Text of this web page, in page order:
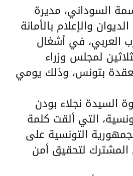
السوداني، مديرة
والإعلام بالأمانة
العربي، في أشغال
لمجلس وزراء
بتونس، وذلك يومي
السيدة نجلاء بودن
التي ألقت كلمة
التونسية على
المشترك لتحقيق أمن